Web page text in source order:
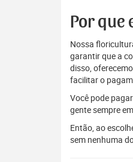
Por que
Nossa
garantir que a
disso,
facilitar o
Você pode
gente sempre
Então, ao
sem nenhuma